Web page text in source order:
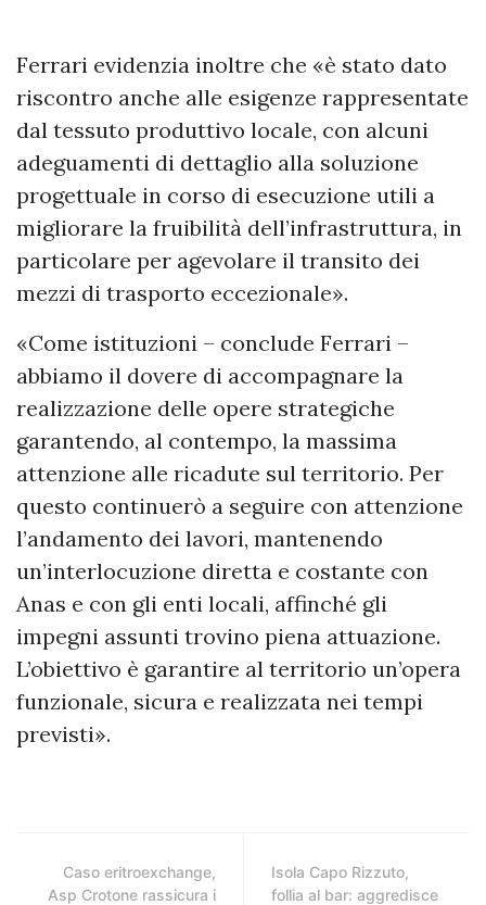
Ferrari evidenzia inoltre che «è stato dato
riscontro anche alle esigenze rappresentate
dal tessuto produttivo locale, con alcuni
adeguamenti di dettaglio alla soluzione
progettuale in corso di esecuzione utili a
migliorare la fruibilità dell’infrastruttura, in
particolare per agevolare il transito dei
mezzi di trasporto eccezionale».
«Come istituzioni – conclude Ferrari –
abbiamo il dovere di accompagnare la
realizzazione delle opere strategiche
garantendo, al contempo, la massima
attenzione alle ricadute sul territorio. Per
questo continuerò a seguire con attenzione
l’andamento dei lavori, mantenendo
un’interlocuzione diretta e costante con
Anas e con gli enti locali, affinché gli
impegni assunti trovino piena attuazione.
L’obiettivo è garantire al territorio un’opera
funzionale, sicura e realizzata nei tempi
previsti».
Caso eritroexchange,
Asp Crotone rassicura i
Isola Capo Rizzuto,
follia al bar: aggredisce